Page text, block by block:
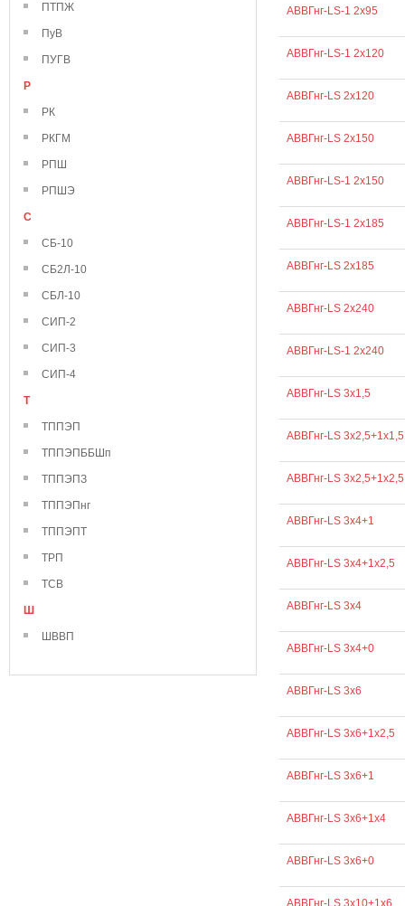
ПТПЖ
ПуВ
ПУГВ
Р
РК
РКГМ
РПШ
РПШЭ
С
СБ-10
СБ2Л-10
СБЛ-10
СИП-2
СИП-3
СИП-4
Т
ТППЭП
ТППЭПББШп
ТППЭПЗ
ТППЭПнг
ТППЭПТ
ТРП
ТСВ
Ш
ШВВП
АВВГнг-LS-1 2х95
АВВГнг-LS-1 2х120
АВВГнг-LS 2х120
АВВГнг-LS 2х150
АВВГнг-LS-1 2х150
АВВГнг-LS-1 2х185
АВВГнг-LS 2х185
АВВГнг-LS 2х240
АВВГнг-LS-1 2х240
АВВГнг-LS 3х1,5
АВВГнг-LS 3х2,5+1х1,5
АВВГнг-LS 3х2,5+1х2,5
АВВГнг-LS 3х4+1
АВВГнг-LS 3х4+1х2,5
АВВГнг-LS 3х4
АВВГнг-LS 3х4+0
АВВГнг-LS 3х6
АВВГнг-LS 3х6+1х2,5
АВВГнг-LS 3х6+1
АВВГнг-LS 3х6+1х4
АВВГнг-LS 3х6+0
АВВГнг-LS 3х10+1х6